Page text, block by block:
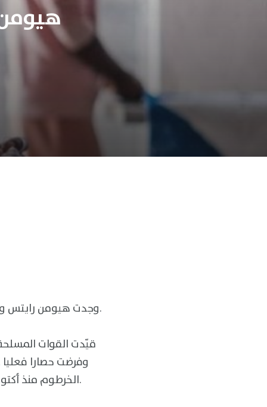
وجدت هيومن رايتس ووتش أن الطرفين المتحاربين منعا حصول الضحايا على الرعاية الصحية الطارئة والشاملة.
قيّدت القوات المسلحة
وفرضت حصارا
الخرطوم منذ أكتوبر 2023 على الأقل. نهبت قوات الدعم السريع الإمدادات الطبية واحتلت المرافق الطبية.